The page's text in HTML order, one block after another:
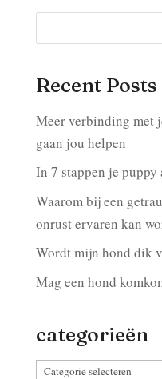
Recent Posts
Meer verbinding met
gaan jou helpen
In 7 stappen je
Waarom bij een
onrust ervaren kan
Wordt mijn hond dik
Mag een hond
categorieën
categorieën